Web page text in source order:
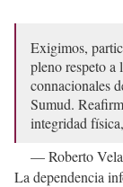
Exigimos,
pleno respeto a
connacionales
Sumud.
integridad
— Roberto
La dependencia